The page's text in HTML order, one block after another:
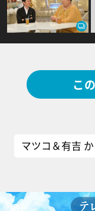
こ
マツコ＆有吉